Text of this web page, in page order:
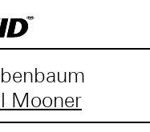
Mooner